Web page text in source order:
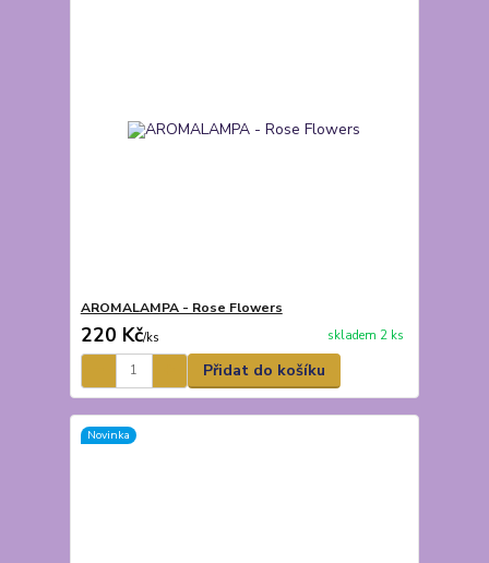
AROMALAMPA - Rose Flowers
220 Kč/ks skladem 2 ks
Přidat do košíku
Novinka